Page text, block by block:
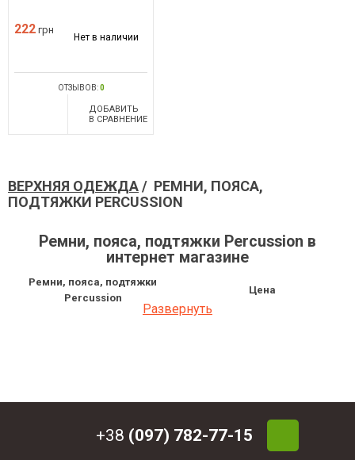
222 грн
Нет в наличии
ОТЗЫВОВ:0
ДОБАВИТЬ
В СРАВНЕНИЕ
ВЕРХНЯЯ ОДЕЖДА/ РЕМНИ, ПОЯСА,
ПОДТЯЖКИ PERCUSSION
Ремни, пояса, подтяжки Percussion в
интернет магазине
Ремни, пояса, подтяжки
Percussion
Цена
Развернуть
+38 (097) 782-77-15